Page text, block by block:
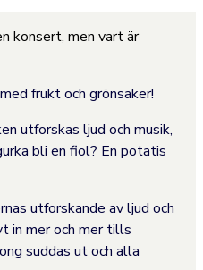
konsert, men vart är
frukt och grönsaker!
utforskas ljud och musik,
bli en fiol? En potatis
utforskande av ljud och
in mer och mer tills
suddas ut och alla